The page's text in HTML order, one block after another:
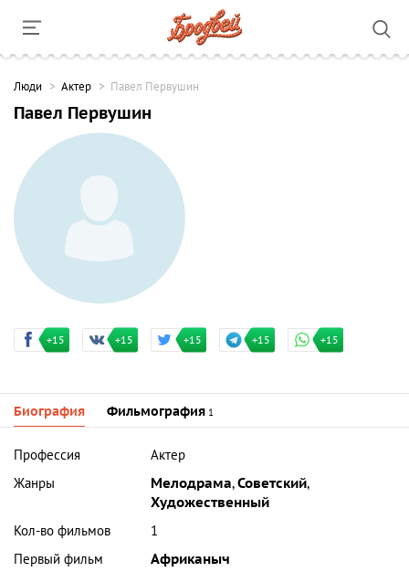
Люди Актер Павел Первушин
Павел Первушин
+15 +15 +15 +15 +15
Биография Фильмография 1
Профессия
Актер
Жанры
Мелодрама,Советский,
Художественный
Кол-во фильмов
1
Первый фильм
Африканыч